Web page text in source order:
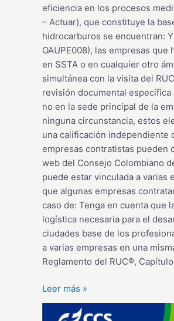
eficiencia en los procesos
– Actuar), que constituye la
hidrocarburos se encuentran:
OAUPE008), las empresas
en SSTA o en cualquier otro
simultánea con la visita del
revisión documental
no en la sede principal de la
ninguna circunstancia, estos
una calificación independiente
empresas contratistas pueden
web del Consejo Colombiano
puede estar vinculada a
que algunas empresas
caso de: Tenga en cuenta que
logística necesaria para el
ciudades base de los
a varias empresas en una
Reglamento del RUC®,
Leer más »
Accidente